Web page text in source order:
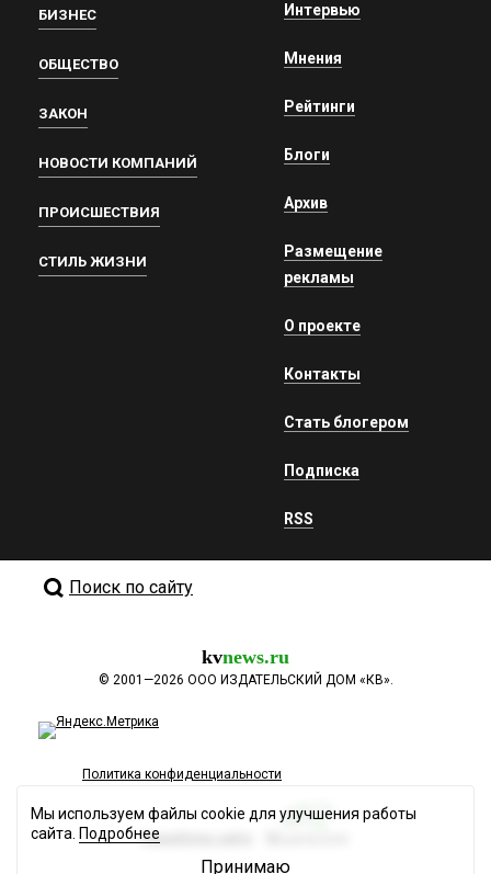
БИЗНЕС
ОБЩЕСТВО
ЗАКОН
НОВОСТИ КОМПАНИЙ
ПРОИСШЕСТВИЯ
СТИЛЬ ЖИЗНИ
Интервью
Мнения
Рейтинги
Блоги
Архив
Размещение
рекламы
О проекте
Контакты
Стать блогером
Подписка
RSS
Поиск по сайту
kvnews.ru
© 2001—2026 ООО ИЗДАТЕЛЬСКИЙ ДОМ «КВ».
Политика конфиденциальности
Разработка сайта
Мы используем файлы cookie для улучшения работы
сайта. Подробнее
Принимаю